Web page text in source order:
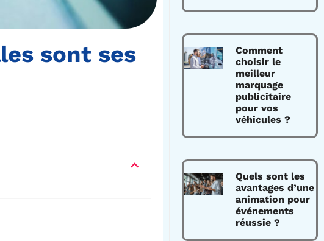
sont ses
Comment
choisir le
meilleur
marquage
publicitaire
pour vos
véhicules ?
Quels sont les
avantages d’une
animation pour
événements
réussie ?